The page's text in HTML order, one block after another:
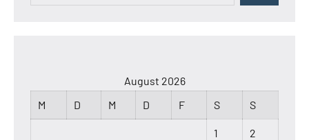
August 2026
M
D M D F S S
1 2